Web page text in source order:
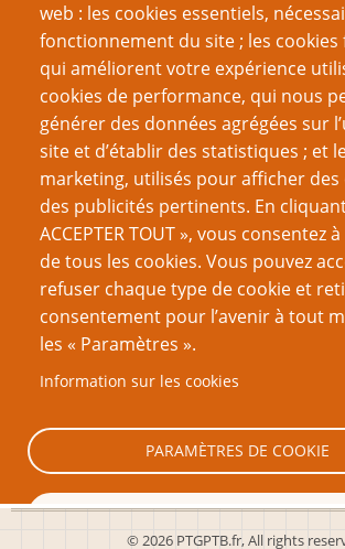
web : les cookies essentiels,
fonctionnement du site ; les
qui améliorent votre expérience
cookies de performance, qui nous
générer des données agrégées sur
site et d’établir des statistiques ; et
marketing, utilisés pour afficher
des publicités pertinents. En
ACCEPTER TOUT », vous consentez
de tous les cookies. Vous pouvez
refuser chaque type de cookie et
consentement pour l’avenir à tout
les « Paramètres ».
Information sur les cookies
PARAMÈTRES DE COOKIE
TOUT REFUSER
Créer un nouveau compte
Réinitialiser votre mot de passe
VOUS AIMEREZ AUSSI
Couvrir ou recouvrir ?
Ebook 29 : Trouver des Joueurs et des
Trouver des nouveaux joueurs en
© 2026 PTGPTB.fr, All rights